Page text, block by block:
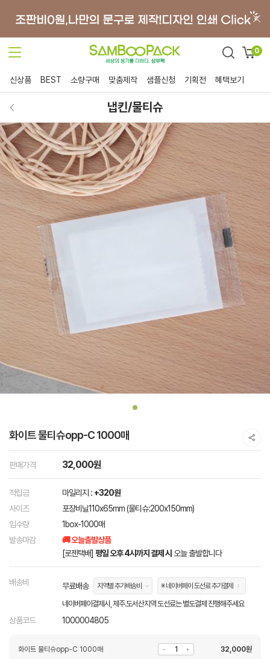
0
신상품 BEST 소량구매 맞춤제작 샘플신청 기획전 혜택보기
냅킨/물티슈
화이트 물티슈opp-C 1000매
판매가격 32,000원
적립금 마일리지 : +320원
사이즈
포장비닐110x65mm (물티슈:200x150mm)
입수량
1box-1000매
발송마감
🚚 오늘출발상품
[로젠택배] 평일 오후 4시까지 결제 시 오늘 출발합니다
배송비 무료배송 지역별 추가배송비 ※ 네이버페이 도선료 추가결제
네이버페이결제시, 제주.도서산지역 도선료는 별도결제 진행해주세요
상품코드 1000004805
화이트 물티슈opp-C 1000매 32,000원